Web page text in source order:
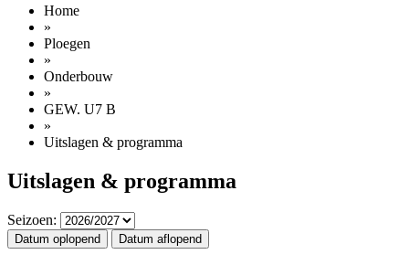
Home
»
Ploegen
»
Onderbouw
»
GEW. U7 B
»
Uitslagen & programma
Uitslagen & programma
Seizoen: